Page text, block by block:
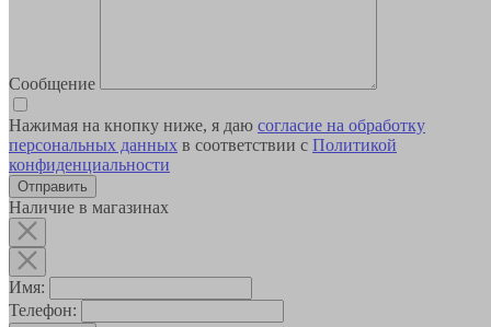
Сообщение
Нажимая на кнопку ниже, я даю согласие на обработку
персональных данных в соответствии с Политикой
конфиденциальности
Наличие в магазинах
Имя:
Телефон: